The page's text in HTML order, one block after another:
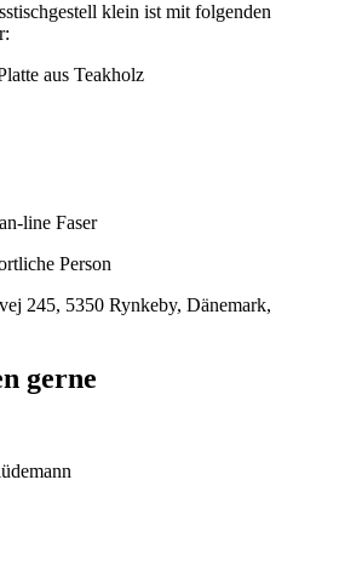
klein ist mit folgenden
aus Teakholz
line Faser
Person
245, 5350 Rynkeby, Dänemark,
gerne